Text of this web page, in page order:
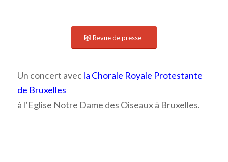
Revue de presse
Un concert avecla Chorale Royale Protestante
de Bruxelles
à l’Eglise Notre Dame des Oiseaux à Bruxelles.